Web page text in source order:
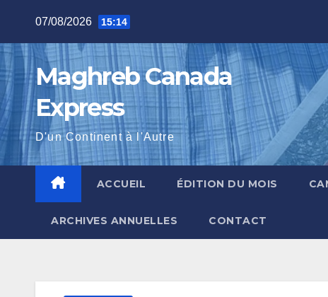
content
07/08/2026 15:14
Maghreb Canada
Express
D'un Continent à l'Autre
ACCUEIL ÉDITION DU MOIS
ARCHIVES ANNUELLES CONTACT